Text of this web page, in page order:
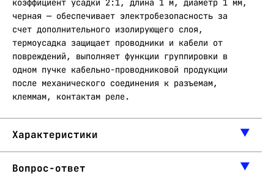
коэффициент усадки 2:1, длина 1 м, диаметр 1 мм,
черная — обеспечивает электробезопасность за
счет дополнительного изолирующего слоя,
термоусадка защищает проводники и кабели от
повреждений, выполняет функции группировки в
одном пучке кабельно-проводниковой продукции
после механического соединения к разъемам,
клеммам, контактам реле.
Характеристики
Вопрос-ответ